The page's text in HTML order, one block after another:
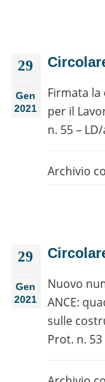
29
Gen
2021
Firmata la
per il
n. 55 –
Archivio
29
Gen
2021
Nuovo
ANCE:
sulle
Prot. n. 53